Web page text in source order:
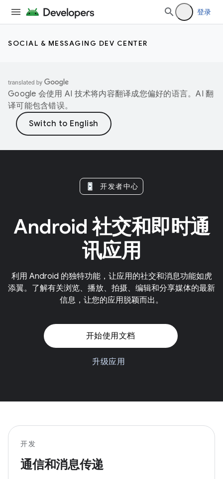
登录
SOCIAL & MESSAGING DEV CENTER
Google 会使用 AI 技术将内容翻译成您偏好的语言。AI 翻
译可能包含错误。
开发者中心
Android 社交和即时通
讯应用
利用 Android 的独特功能，让应用的社交和消息功能如虎
添翼。了解有关浏览、播放、拍摄、编辑和分享媒体的最新
信息，让您的应用脱颖而出。
开始使用文档
升级应用
开发
通信和消息传递